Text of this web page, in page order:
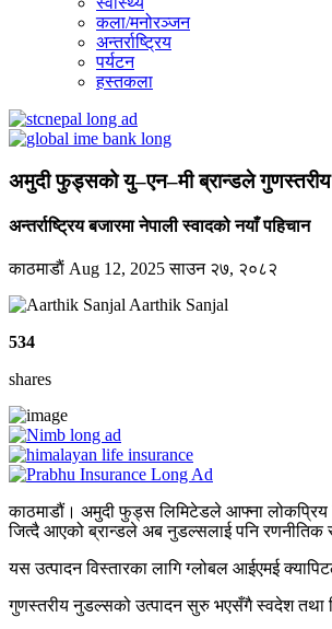
कला/मनोरञ्जन
अन्तर्राष्ट्रिय
पर्यटन
हस्तकला
अमुदी फुड्सको यु–एन–मी ब्रान्डले
अन्तर्राष्ट्रिय बजारमा नेपाली स्वादको नयाँ पहिचान
काठमाडाैं Aug 12, 2025साउन २७, २०८२
Aarthik Sanjal
534
shares
काठमाडौं। अमुदी फुड्स लिमिटेडले आफ्ना लोकप्रिय
जित्दै आएको ब्रान्डले अब नुडल्सलाई पनि रणनीतिक
यस उत्पादन विस्तारका लागि ग्लोबल आईएमई
गुणस्तरीय नुडल्सको उत्पादन सुरु भएसँगै स्वदेश तथा